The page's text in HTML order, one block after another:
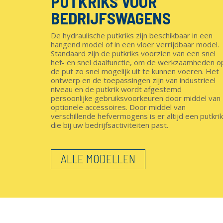
BEDRIJFSWAGENS
De hydraulische putkriks zijn beschikbaar in een
hangend model of in een vloer verrijdbaar model.
Standaard zijn de putkriks voorzien van een snel
hef- en snel daalfunctie, om de werkzaamheden
de put zo snel mogelijk uit te kunnen voeren. Het
ontwerp en de toepassingen zijn van industrieel
niveau en de putkrik wordt afgestemd
persoonlijke gebruiksvoorkeuren door middel van
optionele accessoires. Door middel van
verschillende hefvermogens is er altijd een putkrik
die bij uw bedrijfsactiviteiten past.
ALLE MODELLEN